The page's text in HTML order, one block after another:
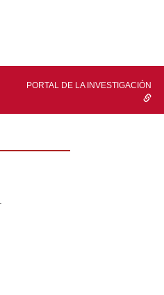
PORTAL DE LA INVESTIGACIÓN